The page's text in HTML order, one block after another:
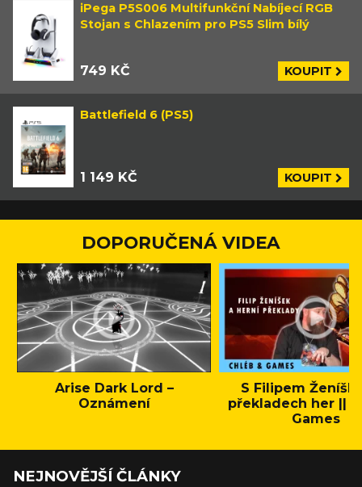
iPega P5S006 Multifunkční Nabíjecí RGB
Stojan s Chlazením pro PS5 Slim bílý
749 KČ KOUPIT
Battlefield 6 (PS5)
1 149 KČ KOUPIT
DOPORUČENÁ VIDEA
Arise Dark Lord –
Oznámení
S Filipem
překladech her ||
Games
NEJNOVĚJŠÍ ČLÁNKY